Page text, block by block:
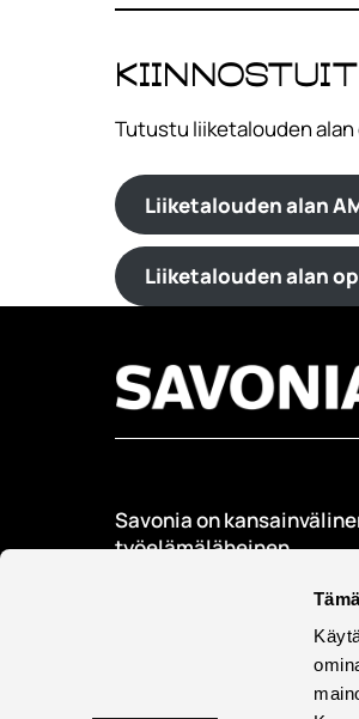
Tutustu liiketalouden
Liiketalouden alan
Liiketalouden alan
Savonia on
työelämäläheinen
kouluttaa, tutkii, kehittää